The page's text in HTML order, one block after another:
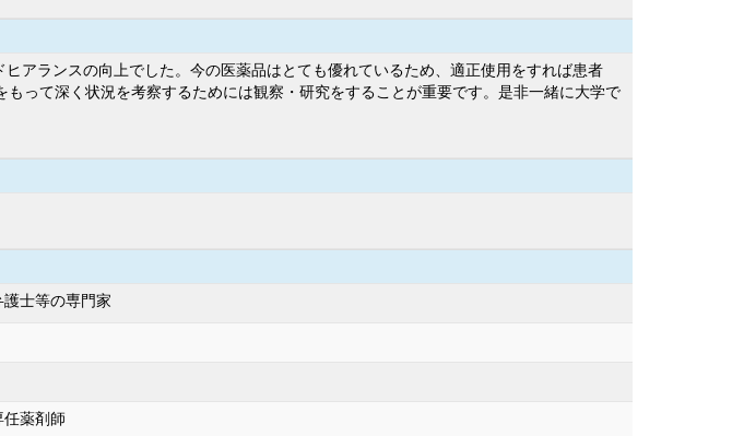
アランスの向上でした。今の医薬品はとても優れているため、適正使用をすれば患者
って深く状況を考察するためには観察・研究をすることが重要です。是非一緒に大学で
護士等の専門家
薬剤師